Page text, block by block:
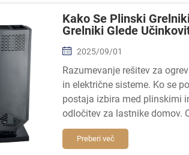
Kako Se Plinski
Grelniki Glede
2025/09/01
Razumevanje rešitev za
in električne sisteme. Ko se
postaja izbira med plinskimi
odločitev za lastnike domov.
Preberi več